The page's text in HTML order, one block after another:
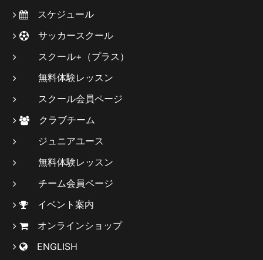
スケジュール
サッカースクール
スクール+（プラス）
無料体験レッスン
スクール会員ページ
クラブチーム
ジュニアユース
無料体験レッスン
チーム会員ページ
イベント案内
オンラインショップ
ENGLISH